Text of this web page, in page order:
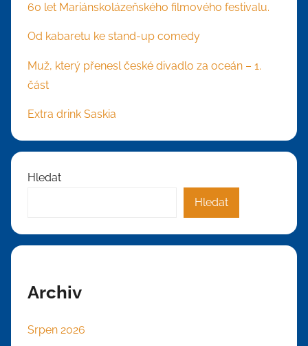
60 let Mariánskolázeňského filmového festivalu.
Od kabaretu ke stand-up comedy
Muž, který přenesl české divadlo za oceán – 1.
část
Extra drink Saskia
Hledat
Hledat
Archiv
Srpen 2026